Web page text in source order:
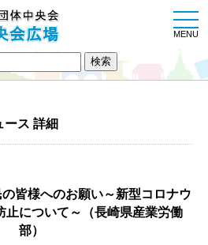
MENU
ス 詳細
皆様へのお願い～新型コロナウ
止について～（長崎県産業労働
部）